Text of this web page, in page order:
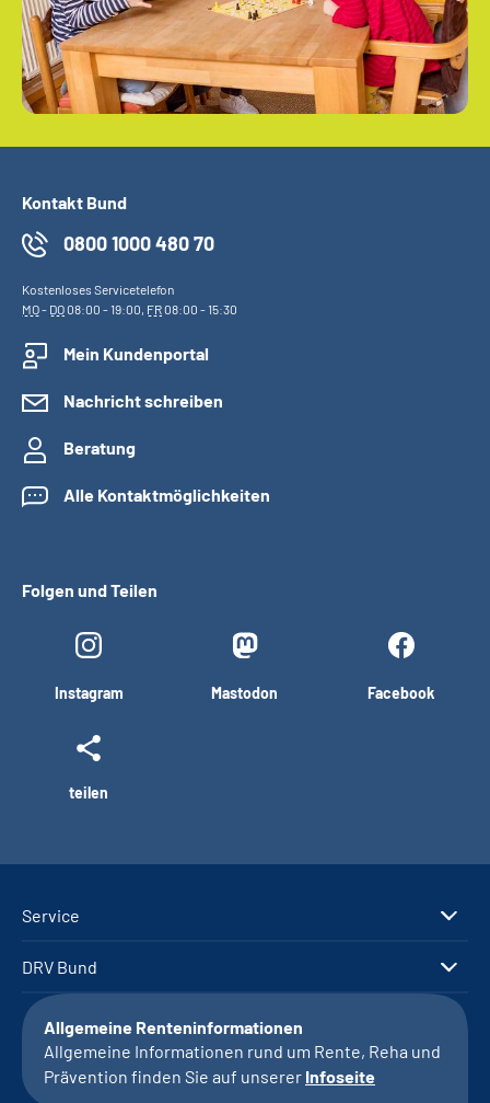
Kontakt Bund
0800 1000 480 70
Kostenloses Servicetelefon
MO- DO08:00 - 19:00, FR08:00 - 15:30
Mein Kundenportal
Nachricht schreiben
Beratung
Alle Kontaktmöglichkeiten
Folgen und Teilen
Instagram Mastodon Facebook
teilen
Service
DRV Bund
Allgemeine Renteninformationen
Allgemeine Informationen rund um Rente, Reha und
Prävention finden Sie auf unserer Infoseite